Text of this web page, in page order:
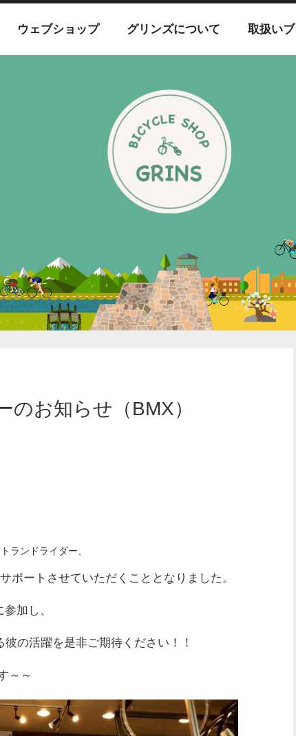
ウェブショップ グリンズについて 取扱い
お知らせ（BMX）
ランドライダー、
ポートさせていただくこととなりました。
加し、
の活躍を是非ご期待ください！！
～～
STAND
1台3役【wolftooth】
スターリンクプライ